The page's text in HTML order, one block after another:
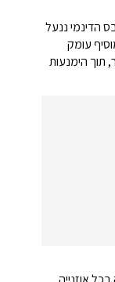
הדינמי ננעל
עומק
תוך הימנעות